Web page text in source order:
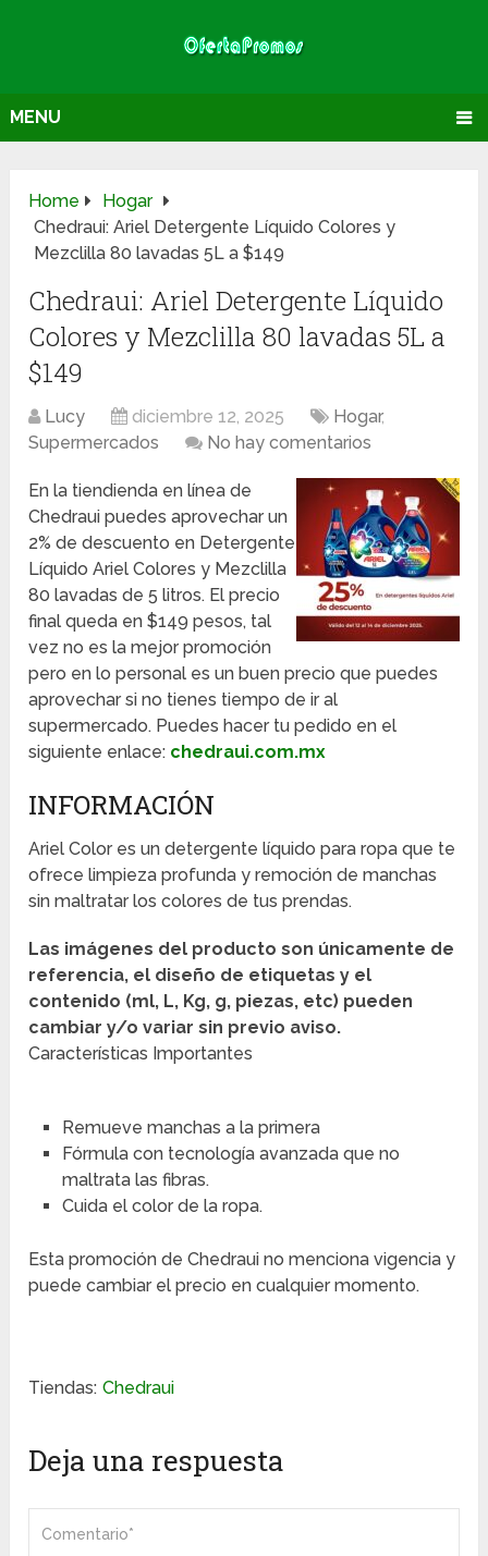
MENU
Home
Hogar
Chedraui: Ariel Detergente Líquido Colores y
Mezclilla 80 lavadas 5L a $149
Chedraui: Ariel Detergente Líquido
Colores y Mezclilla 80 lavadas 5L a
$149
Lucy diciembre 12, 2025 Hogar,
Supermercados
No hay comentarios
En la tiendienda en línea de
Chedraui puedes aprovechar un
2% de descuento en Detergente
Líquido Ariel Colores y Mezclilla
80 lavadas de 5 litros. El precio
final queda en $149 pesos, tal
vez no es la mejor promoción
pero en lo personal es un buen precio que puedes
aprovechar si no tienes tiempo de ir al
supermercado. Puedes hacer tu pedido en el
siguiente enlace: chedraui.com.mx
INFORMACIÓN
Ariel Color es un detergente líquido para ropa que te
ofrece limpieza profunda y remoción de manchas
sin maltratar los colores de tus prendas.
Las imágenes del producto son únicamente de
referencia, el diseño de etiquetas y el
contenido (ml, L, Kg, g, piezas, etc) pueden
cambiar y/o variar sin previo aviso.
Características Importantes
Remueve manchas a la primera
Fórmula con tecnología avanzada que no
maltrata las fibras.
Cuida el color de la ropa.
Esta promoción de Chedraui no menciona vigencia y
puede cambiar el precio en cualquier momento.
Tiendas: Chedraui
Deja una respuesta